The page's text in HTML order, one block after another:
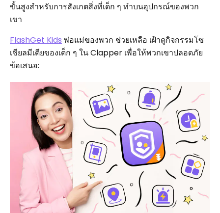
ขั้นสูงสำหรับการสังเกตสิ่งที่เด็ก ๆ ทำบนอุปกรณ์ของพวก
เขา
FlashGet Kids พ่อแม่ของพวก ช่วยเหลือ เฝ้าดูกิจกรรมโซ
เชียลมีเดียของเด็ก ๆ ใน Clapper เพื่อให้พวกเขาปลอดภัย
ข้อเสนอ: